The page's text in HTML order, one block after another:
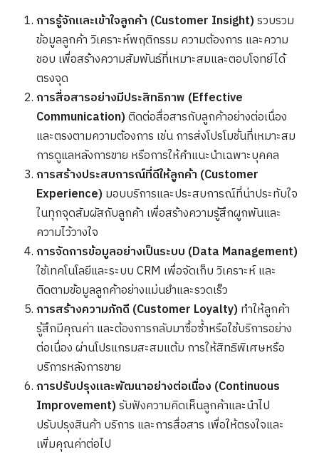
การรู้จักและเข้าใจลูกค้า (Customer Insight)รวบรวม
ข้อมูลลูกค้า วิเคราะห์พฤติกรรม ความต้องการ และความ
ชอบ เพื่อสร้างความสัมพันธ์ที่เหมาะสมและตอบโจทย์ได้
ตรงจุด
การสื่อสารอย่างมีประสิทธิภาพ (Effective
Communication)ติดต่อสื่อสารกับลูกค้าอย่างต่อเนื่อง
และตรงตามความต้องการ เช่น การส่งโปรโมชั่นที่เหมาะสม
การดูแลหลังการขาย หรือการให้คำแนะนำเฉพาะบุคคล
การสร้างประสบการณ์ที่ดีให้ลูกค้า (Customer
Experience)มอบบริการและประสบการณ์ที่น่าประทับใจ
ในทุกจุดสัมผัสกับลูกค้า เพื่อสร้างความรู้สึกผูกพันและ
ความไว้วางใจ
การจัดการข้อมูลอย่างเป็นระบบ (Data Management)
ใช้เทคโนโลยีและระบบ CRM เพื่อจัดเก็บ วิเคราะห์ และ
ติดตามข้อมูลลูกค้าอย่างแม่นยำและรวดเร็ว
การสร้างความภักดี (Customer Loyalty)ทำให้ลูกค้า
รู้สึกมีคุณค่า และต้องการกลับมาซื้อซ้ำหรือใช้บริการอย่าง
ต่อเนื่อง ผ่านโปรแกรมสะสมแต้ม การให้สิทธิพิเศษหรือ
บริการหลังการขาย
การปรับปรุงและพัฒนาอย่างต่อเนื่อง (Continuous
Improvement)รับฟังความคิดเห็นลูกค้าและนำไป
ปรับปรุงสินค้า บริการ และการสื่อสาร เพื่อให้ตรงใจและ
เพิ่มคุณค่าต่อไป